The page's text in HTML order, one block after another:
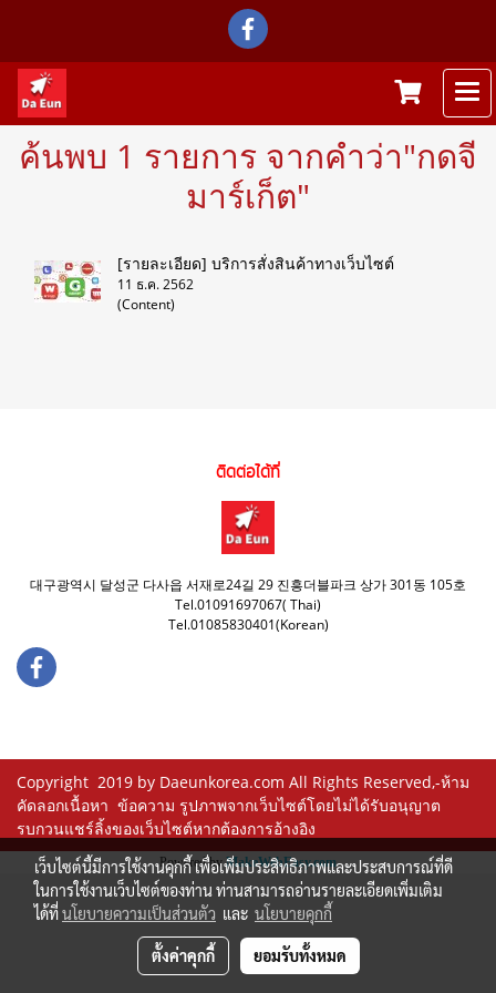
ค้นพบ 1 รายการ จากคำว่า"กดจี
มาร์เก็ต"
[รายละเอียด] บริการสั่งสินค้าทางเว็บไซต์
11 ธ.ค. 2562
(Content)
ติดต่อได้ที่
대구광역시 달성군 다사읍 서재로24길 29 진흥더블파크 상가 301동 105호
Tel.01091697067( Thai)
Tel.01085830401(Korean)
Copyright 2019 by Daeunkorea.com All Rights Reserved,-ห้าม
คัดลอกเนื้อหา ข้อความ รูปภาพจากเว็บไซต์โดยไม่ได้รับอนุญาต
รบกวนแชร์ลิ้งของเว็บไซต์หากต้องการอ้างอิง
Powered byMakeWebEasy.com
เว็บไซต์นี้มีการใช้งานคุกกี้ เพื่อเพิ่มประสิทธิภาพและประสบการณ์ที่ดี
ในการใช้งานเว็บไซต์ของท่าน ท่านสามารถอ่านรายละเอียดเพิ่มเติม
ได้ที่นโยบายความเป็นส่วนตัว และ นโยบายคุกกี้
ตั้งค่าคุกกี้ ยอมรับทั้งหมด